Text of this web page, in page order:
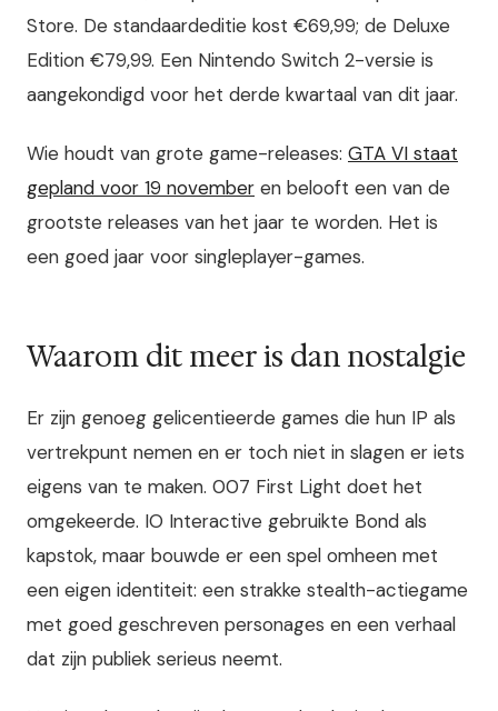
Store. De standaardeditie kost €69,99; de Deluxe
Edition €79,99. Een Nintendo Switch 2-versie is
aangekondigd voor het derde kwartaal van dit jaar.
Wie houdt van grote game-releases: GTA VI staat
gepland voor 19 november en belooft een van de
grootste releases van het jaar te worden. Het is
een goed jaar voor singleplayer-games.
Waarom dit meer is dan nostalgie
Er zijn genoeg gelicentieerde games die hun IP als
vertrekpunt nemen en er toch niet in slagen er iets
eigens van te maken. 007 First Light doet het
omgekeerde. IO Interactive gebruikte Bond als
kapstok, maar bouwde er een spel omheen met
een eigen identiteit: een strakke stealth-actiegame
met goed geschreven personages en een verhaal
dat zijn publiek serieus neemt.